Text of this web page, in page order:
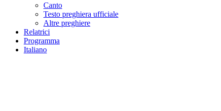
Canto
Testo preghiera ufficiale
Altre preghiere
Relatrici
Programma
Italiano